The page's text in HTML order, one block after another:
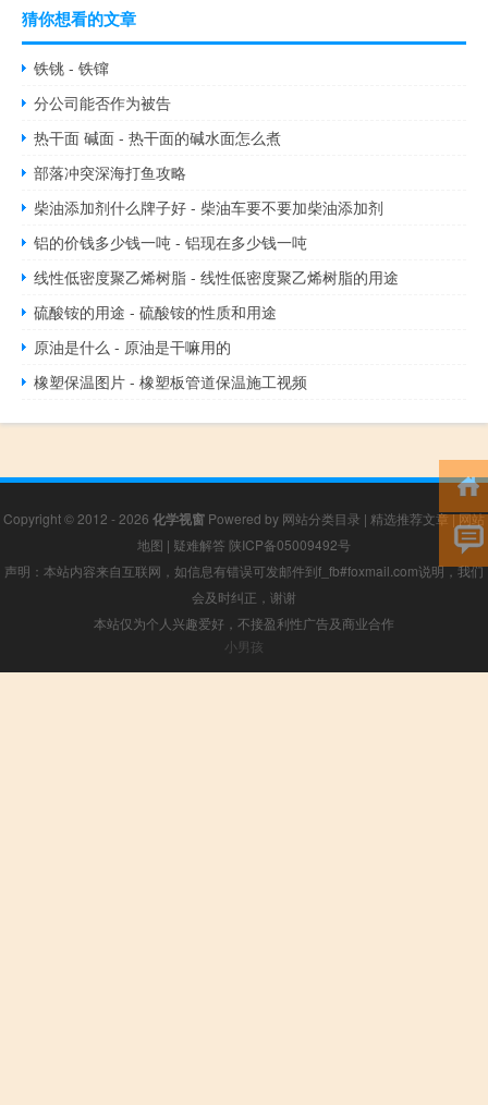
猜你想看的文章
铁铫 - 铁镩
分公司能否作为被告
热干面 碱面 - 热干面的碱水面怎么煮
部落冲突深海打鱼攻略
柴油添加剂什么牌子好 - 柴油车要不要加柴油添加剂
铝的价钱多少钱一吨 - 铝现在多少钱一吨
线性低密度聚乙烯树脂 - 线性低密度聚乙烯树脂的用途
硫酸铵的用途 - 硫酸铵的性质和用途
原油是什么 - 原油是干嘛用的
橡塑保温图片 - 橡塑板管道保温施工视频
Copyright © 2012 - 2026 化学视窗 Powered by 网站分类目录 | 精选推荐文章|网站
地图 | 疑难解答 陕ICP备05009492号
声明：本站内容来自互联网，如信息有错误可发邮件到f_fb#foxmail.com说明，我们
会及时纠正，谢谢
本站仅为个人兴趣爱好，不接盈利性广告及商业合作
小男孩